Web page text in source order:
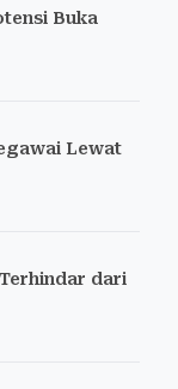
Buka
Lewat
dari